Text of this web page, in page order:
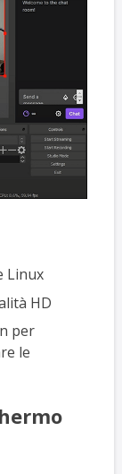
Linux
HD
per
le